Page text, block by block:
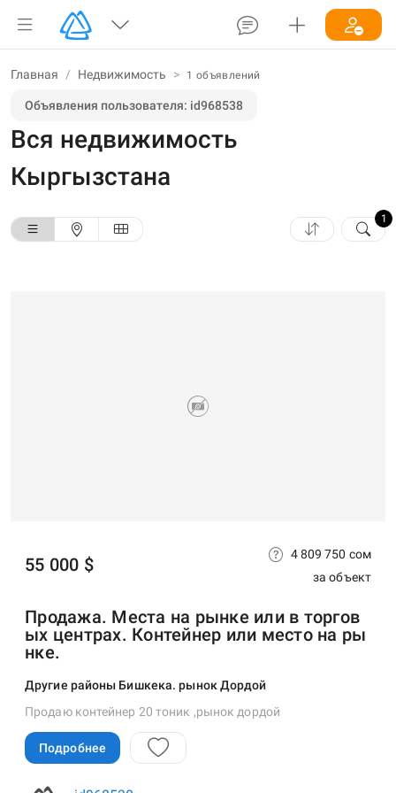
Главная / Недвижимость > 1 объявлений
Объявления пользователя: id968538
Вся недвижимость
Кыргызстана
1
Продажа. Места на рынке или в торгов
ых центрах. Контейнер или место на ры
нке.
Другие районы Бишкека. рынок Дордой
55 000 $
4 809 750 сом
за объект
Продаю контейнер 20 тоник ,рынок дордой
Подробнее